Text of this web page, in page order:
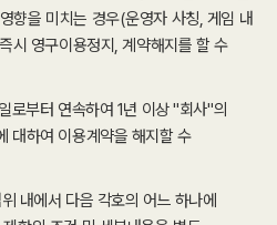
향을 미치는 경우(운영자 사칭, 게임 내
시 영구이용정지, 계약해지를 할 수
로부터 연속하여 1년 이상 "회사"의
대하여 이용계약을 해지할 수
내에서 다음 각호의 어느 하나에